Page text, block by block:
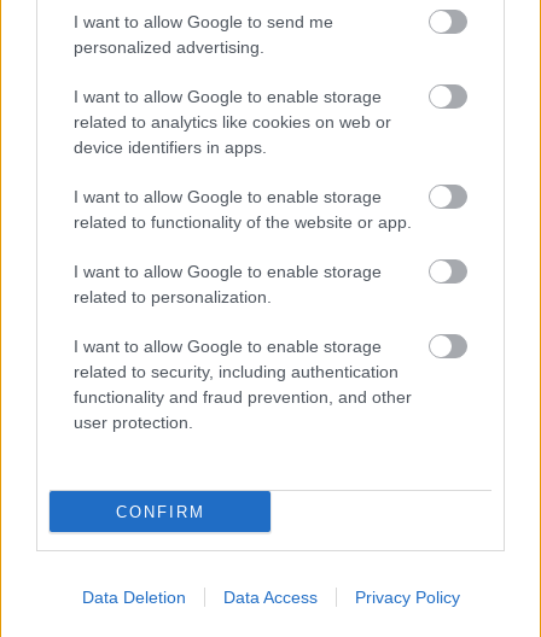
I want to allow Google to send me
personalized advertising.
I want to allow Google to enable storage
related to analytics like cookies on web or
device identifiers in apps.
I want to allow Google to enable storage
related to functionality of the website or app.
I want to allow Google to enable storage
related to personalization.
I want to allow Google to enable storage
related to security, including authentication
functionality and fraud prevention, and other
user protection.
CONFIRM
Data Deletion Data Access Privacy Policy
Piast Gliwice vs. Raków Częstochowa - relacja, wynik na żywo,
transmisja
Wynik meczu Piast Gliwice - Raków Częstochowa znajdziesz na naszej
stronie zaraz po jego zakończeniu. Jeżeli szukasz informacji meczowych,
zajrzyj tutaj:Piast Gliwice vs. Raków Częstochowa - wynik, składy,
strzelcy
Jeżeli w internecie lub TV dostępna jest
albo innych spotkań Ekstraklasa
na pewno znajdziesz takie informacje na naszym portalu. Możliwe jednak,
że nigdzie nie pojawi się stream online z tego pojedynku. Śledź portal
Asseco Resovia| Developres Rzeszów |ITA TOOLS Stal Mielec
Cellfast Wilki Krosno| Texom Stal Rzeszów|Stal Mielec
Motor Lublin|Stal Rzeszów| Stal Stalowa Wola|Wisła Kraków
Resovia|Wieczysta Kraków
Mecze dziś Wyniki LIVE Transmisje
kartki okolicznościowe